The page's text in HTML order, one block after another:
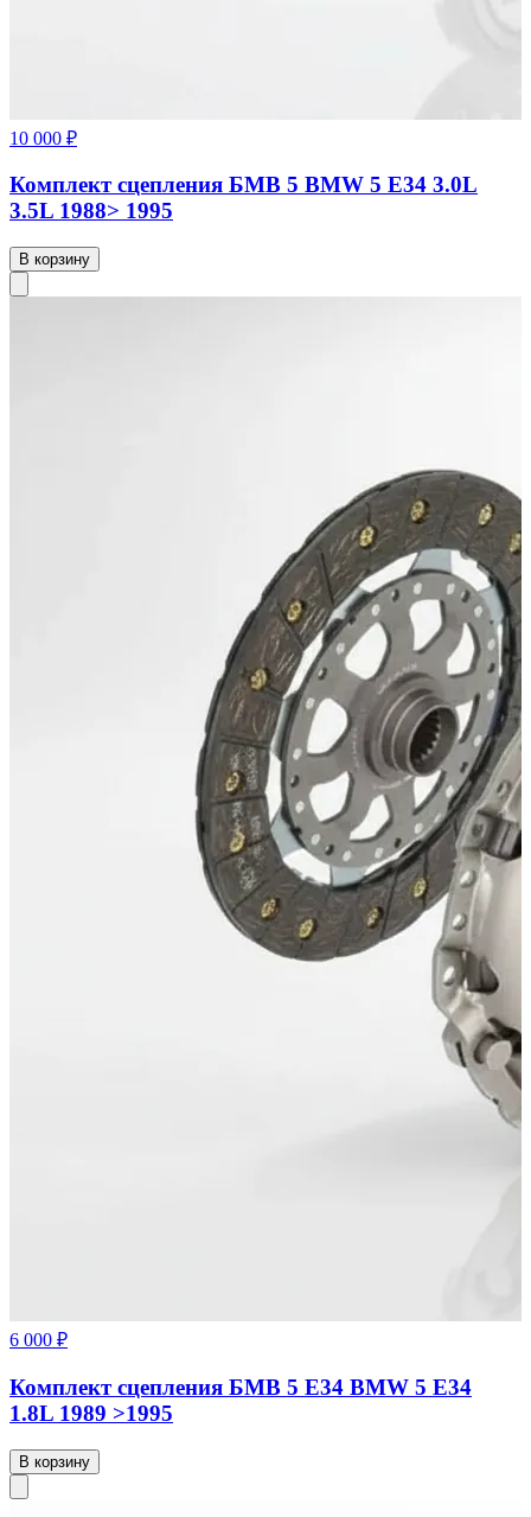
10 000 ₽
Комплект сцепления БМВ 5 BMW 5 Е34 3.0L
3.5L 1988> 1995
В корзину
6 000 ₽
Комплект сцепления БМВ 5 Е34 BMW 5 E34
1.8L 1989 >1995
В корзину